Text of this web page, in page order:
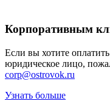
Корпоративным
Если вы хотите
юридическое лицо,
corp@ostrovok.ru
Узнать больше